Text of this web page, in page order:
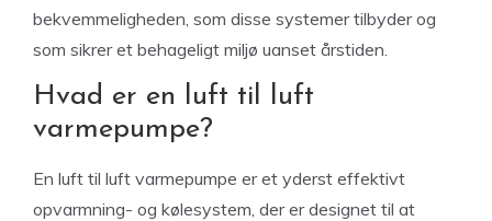
bekvemmeligheden, som disse systemer tilbyder og
som sikrer et behageligt miljø uanset årstiden.
Hvad er en luft til luft
varmepumpe?
En luft til luft varmepumpe er et yderst effektivt
opvarmning- og kølesystem, der er designet til at